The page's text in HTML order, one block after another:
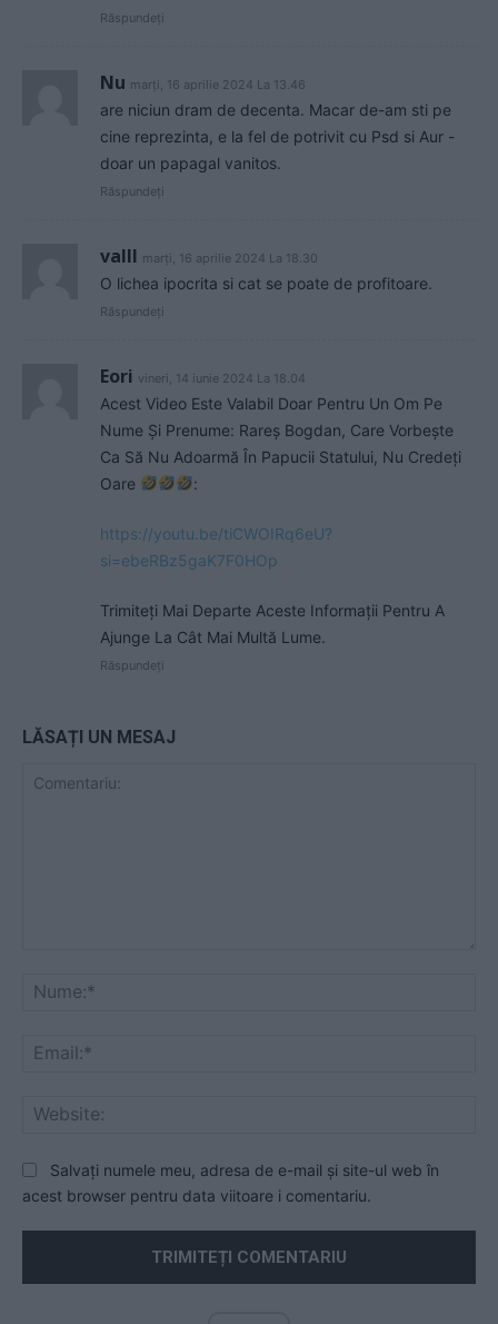
Răspundeți
Nu marți, 16 aprilie 2024 La 13.46
are niciun dram de decenta. Macar de-am sti pe
cine reprezinta, e la fel de potrivit cu Psd si Aur -
doar un papagal vanitos.
Răspundeți
valll marți, 16 aprilie 2024 La 18.30
O lichea ipocrita si cat se poate de profitoare.
Răspundeți
Eori vineri, 14 iunie 2024 La 18.04
Acest Video Este Valabil Doar Pentru Un Om Pe
Nume Și Prenume: Rareș Bogdan, Care Vorbește
Ca Să Nu Adoarmă În Papucii Statului, Nu Credeți
Oare
:
https://youtu.be/tiCWOIRq6eU?
si=ebeRBz5gaK7F0HOp
Trimiteți Mai Departe Aceste Informații Pentru A
Ajunge La Cât Mai Multă Lume.
Răspundeți
LĂSAȚI UN MESAJ
Salvați numele meu, adresa de e-mail și site-ul web în
acest browser pentru data viitoare i comentariu.